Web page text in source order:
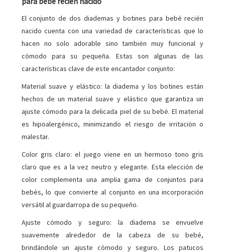
El conjunto de dos diademas y botines para bebé recién
nacido cuenta con una variedad de características que lo
hacen no solo adorable sino también muy funcional y
cómodo para su pequeña. Estas son algunas de las
características clave de este encantador conjunto:
Material suave y elástico: la diadema y los botines están
hechos de un material suave y elástico que garantiza un
ajuste cómodo para la delicada piel de su bebé. El material
es hipoalergénico, minimizando el riesgo de irritación o
malestar.
Color gris claro: el juego viene en un hermoso tono gris
claro que es a la vez neutro y elegante. Esta elección de
color complementa una amplia gama de conjuntos para
bebés, lo que convierte al conjunto en una incorporación
versátil al guardarropa de su pequeño.
Ajuste cómodo y seguro: la diadema se envuelve
suavemente alrededor de la cabeza de su bebé,
brindándole un ajuste cómodo y seguro. Los patucos